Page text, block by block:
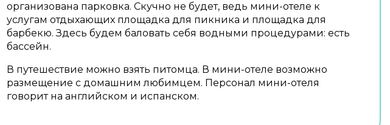
организована парковка. Скучно не будет, ведь мини-отеле к
услугам отдыхающих площадка для пикника и площадка для
барбекю. Здесь будем баловать себя водными процедурами: есть
бассейн.
В путешествие можно взять питомца. В мини-отеле возможно
размещение с домашним любимцем. Персонал мини-отеля
говорит на английском и испанском.